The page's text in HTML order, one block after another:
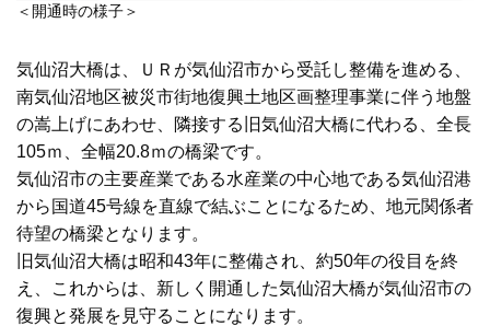
＜開通時の様子＞
気仙沼大橋は、ＵＲが気仙沼市から受託し整備を進める、
南気仙沼地区被災市街地復興土地区画整理事業に伴う地盤
の嵩上げにあわせ、隣接する旧気仙沼大橋に代わる、全長
105ｍ、全幅20.8ｍの橋梁です。
気仙沼市の主要産業である水産業の中心地である気仙沼港
から国道45号線を直線で結ぶことになるため、地元関係者
待望の橋梁となります。
旧気仙沼大橋は昭和43年に整備され、約50年の役目を終
え、これからは、新しく開通した気仙沼大橋が気仙沼市の
復興と発展を見守ることになります。